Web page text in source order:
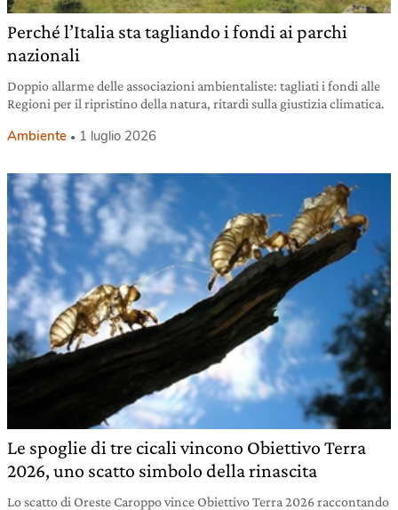
Perché l’Italia sta tagliando i fondi ai parchi
nazionali
Doppio allarme delle associazioni ambientaliste: tagliati i fondi alle
Regioni per il ripristino della natura, ritardi sulla giustizia climatica.
Ambiente 1 luglio 2026
Le spoglie di tre cicali vincono Obiettivo Terra
2026, uno scatto simbolo della rinascita
Lo scatto di Oreste Caroppo vince Obiettivo Terra 2026 raccontando